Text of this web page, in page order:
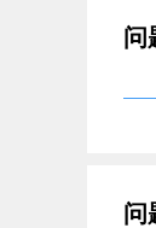
问
问